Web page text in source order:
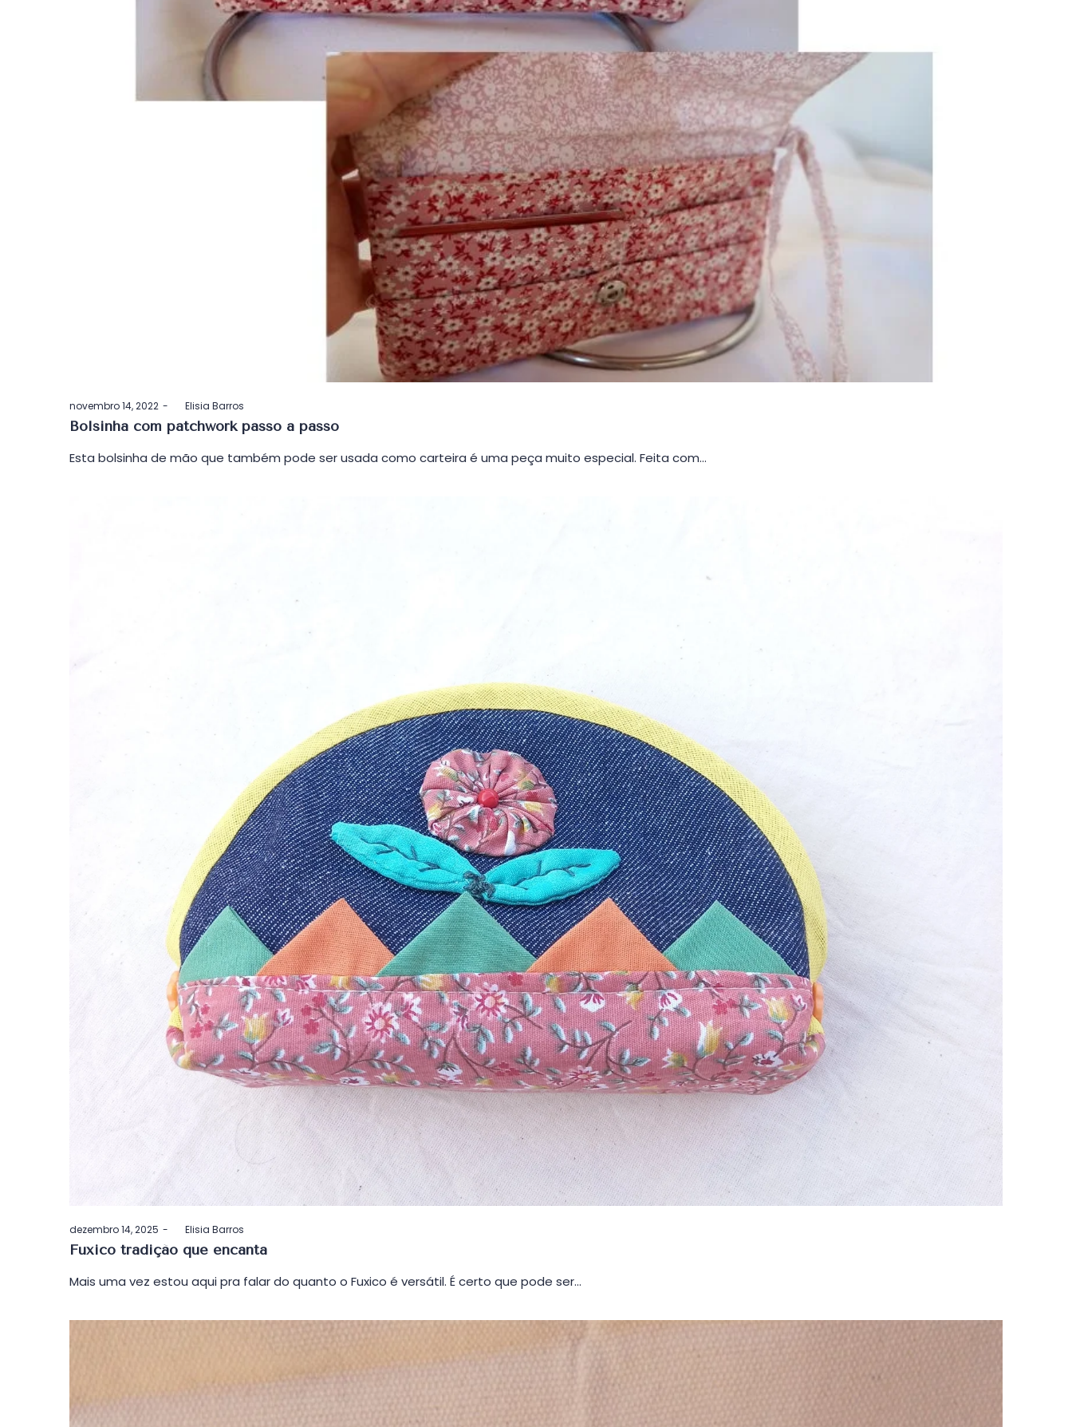
Postado
em
novembro 14, 2022 byElisia Barros
Bolsinha com patchwork passo a passo
Esta bolsinha de mão que também pode ser usada como carteira é uma peça muito especial. Feita com…
Postado
em
dezembro 14, 2025 byElisia Barros
Fuxico tradição que encanta
Mais uma vez estou aqui pra falar do quanto o Fuxico é versátil. É certo que pode ser…